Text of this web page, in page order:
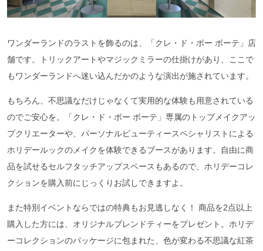
ワンダーランドのラストを飾るのは、「クレ・ド・ポー ボーテ」店
舗です。トリックアートやマジックミラーの仕掛けがあり、ここで
もワンダーランドへ迷い込んだかのような演出が施されています。
もちろん、不思議なだけじゃなくて実用的な体験も用意されている
のでご安心を。「クレ・ド・ポー ボーテ」専属のトップメイクアッ
プクリエーターや、パーソナルビューティースペシャリストによる
ホリデールックのメイクを体験できるブースがあります。自由に商
品を試せるセルフタッチアップスペースもあるので、ホリデーコレ
クションを購入前にじっくりお試しできますよ。
また特別イベントならではの特典もお見逃しなく！ 商品を2点以上
購入した方には、オリジナルブレンドティーをプレゼント。ホリデ
ーコレクションのパッケージに包まれた、色が変わる不思議な紅茶